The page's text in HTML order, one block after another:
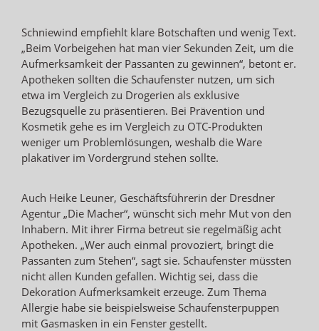
Schniewind empfiehlt klare Botschaften und wenig Text.
„Beim Vorbeigehen hat man vier Sekunden Zeit, um die
Aufmerksamkeit der Passanten zu gewinnen“, betont er.
Apotheken sollten die Schaufenster nutzen, um sich
etwa im Vergleich zu Drogerien als exklusive
Bezugsquelle zu präsentieren. Bei Prävention und
Kosmetik gehe es im Vergleich zu OTC-Produkten
weniger um Problemlösungen, weshalb die Ware
plakativer im Vordergrund stehen sollte.
Auch Heike Leuner, Geschäftsführerin der Dresdner
Agentur „Die Macher“, wünscht sich mehr Mut von den
Inhabern. Mit ihrer Firma betreut sie regelmäßig acht
Apotheken. „Wer auch einmal provoziert, bringt die
Passanten zum Stehen“, sagt sie. Schaufenster müssten
nicht allen Kunden gefallen. Wichtig sei, dass die
Dekoration Aufmerksamkeit erzeuge. Zum Thema
Allergie habe sie beispielsweise Schaufensterpuppen
mit Gasmasken in ein Fenster gestellt.